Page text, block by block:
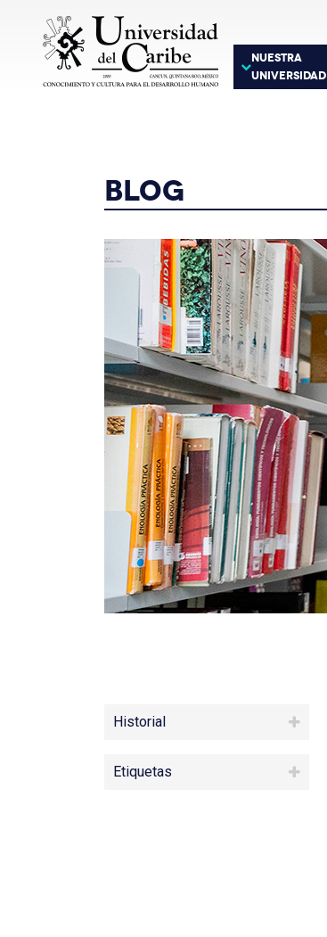
NUESTRA
UNIVERSIDAD
BLOG
Historial
Etiquetas